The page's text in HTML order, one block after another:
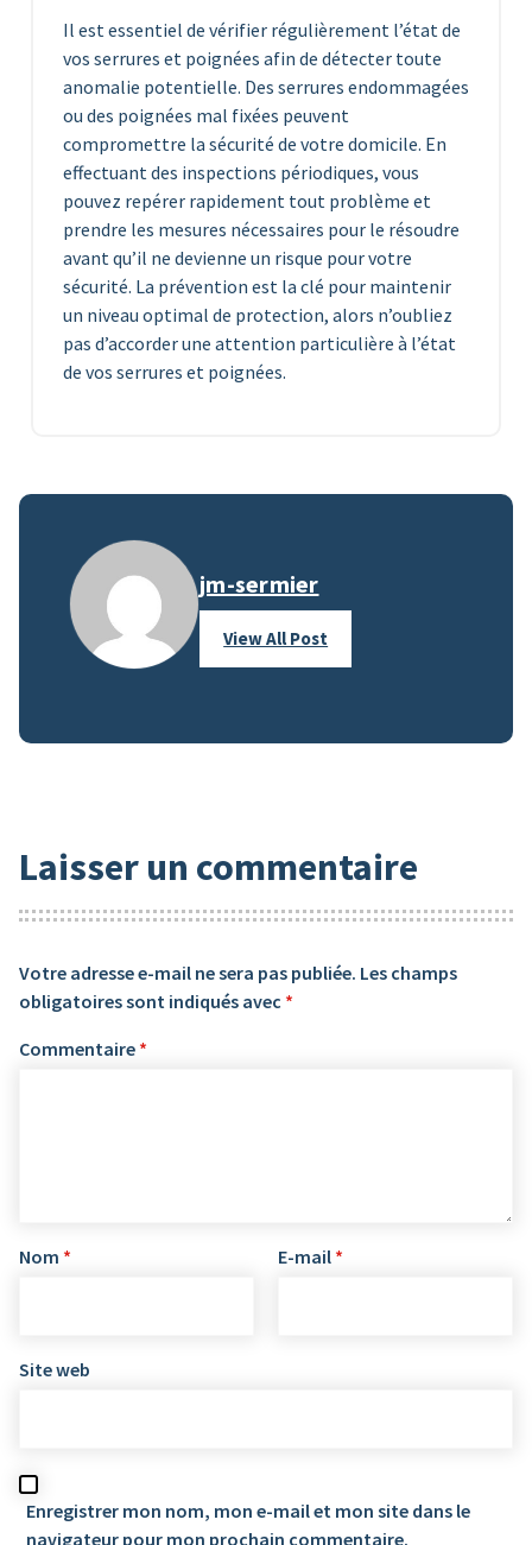
Il est essentiel de vérifier régulièrement l’état de
vos serrures et poignées afin de détecter toute
anomalie potentielle. Des serrures endommagées
ou des poignées mal fixées peuvent
compromettre la sécurité de votre domicile. En
effectuant des inspections périodiques, vous
pouvez repérer rapidement tout problème et
prendre les mesures nécessaires pour le résoudre
avant qu’il ne devienne un risque pour votre
sécurité. La prévention est la clé pour maintenir
un niveau optimal de protection, alors n’oubliez
pas d’accorder une attention particulière à l’état
de vos serrures et poignées.
jm-sermier
View All Post
Laisser un commentaire
Votre adresse e-mail ne sera pas publiée. Les champs
obligatoires sont indiqués avec *
Commentaire *
Nom * E-mail *
Site web
Enregistrer mon nom, mon e-mail et mon site dans le
navigateur pour mon prochain commentaire.